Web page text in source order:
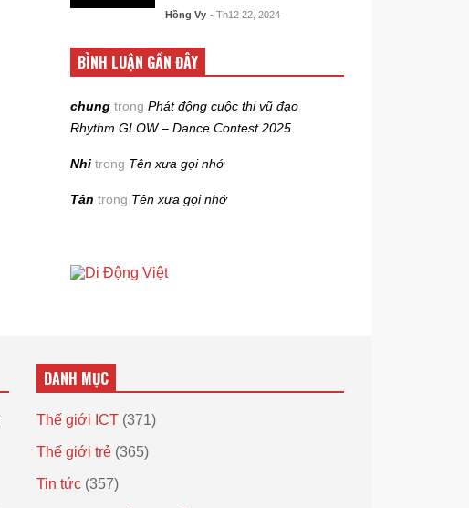
Hồng Vy - Th12 22, 2024
BÌNH LUẬN GẦN ĐÂY
chung trongPhát động cuộc thi vũ đạo
Rhythm GLOW – Dance Contest 2025
Nhi trong Tên xưa gọi nhớ
Tân trong Tên xưa gọi nhớ
DANH MỤC
Thế giới ICT (371)
Thế giới trẻ (365)
Tin tức (357)